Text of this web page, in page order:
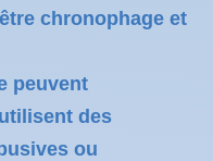
chronophage et
peuvent
des
ou